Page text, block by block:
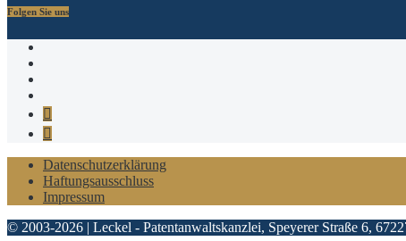
Folgen Sie uns
Telegram
Google
MyBusiness
Datenschutzerklärung
Haftungsausschluss
Impressum
© 2003-2026 | Leckel - Patentanwaltskanzlei, Speyerer Straße 6,